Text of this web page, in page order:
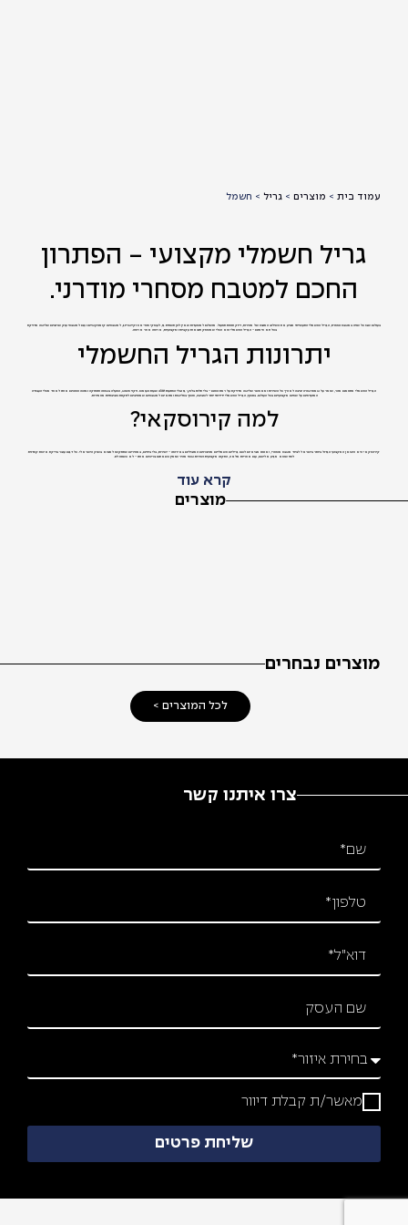
עמוד בית > מוצרים > גריל > חשמל
גריל חשמלי מקצועי - הפתרון
החכם למטבח מסחרי מודרני.
בעולם שבו כל שניה במטבח נספרת, הגריל החשמלי התעשייתי מציע את השילוב המנצח של מהירות, דיוק ונוחות תפעול. מושלם למסעדות שאין להן תשתית גז, לעסקי פופ-אפ וקייטרינג, למטבחים קומפקטיים וגם למטבחי ענק שרוצים שליטה מדויקת
בכל תא חימום - הגריל החשמלי הוא הכלי שמספק תוצאות עקביות ומקצועיות, ארוחה אחר ארוחה.
יתרונות הגריל החשמלי
הגריל החשמלי מתחמם מהר, שומר על טמפרטורה יציבה לאורך כל השירות ומאפשר שליטה מדויקת על רמת החום - בלי תלות בלחץ גז ובלי הפתעות ditë שעות העומס. ניקוי פשוט, הפעלה בטוחה ותחזוקה נמוכה הופכים אותו לאחד מכלי העבודה
המועדפים על שפים מקצועיים בכל העולם. בנוסף, הגריל החשמלי ידידותי יותר לסביבה, חוסך בפליטות ומתאים למטבחים שמחויבים לתקנות סביבתיות מחמירות.
למה קירוסקאי?
קירוסקאי היא היבואן המקצועי הגדול ביותר בישראל לציוד מטבח מסחרי, ואנחנו מביאים לכם גרילים חשמליים מהיצרנים המובילים באירופה - ישירות, בלי ביניים, במחירים שתתקשו למצוא בשוק הישראלי. כל דגם עובר בדיקת איכות קפדנית
לפני שהוא מגיע אליכם, עם אחריות מלאה, התקנה מקצועית ושירות טכני מהיר שזמין כשאתם צריכים אותו - לא כשנוח לנו.
קרא עוד
מוצרים
מוצרים נבחרים
לכל המוצרים >
צרו איתנו קשר
מאשר/ת קבלת דיוור
שליחת פרטים